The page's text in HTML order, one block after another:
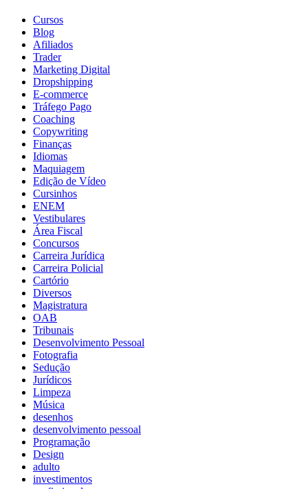
Cursos
Blog
Afiliados
Trader
Marketing Digital
Dropshipping
E-commerce
Tráfego Pago
Coaching
Copywriting
Finanças
Idiomas
Maquiagem
Edição de Vídeo
Cursinhos
ENEM
Vestibulares
Área Fiscal
Concursos
Carreira Jurídica
Carreira Policial
Cartório
Diversos
Magistratura
OAB
Tribunais
Desenvolvimento Pessoal
Fotografia
Sedução
Jurídicos
Limpeza
Música
desenhos
desenvolvimento pessoal
Programação
Design
adulto
investimentos